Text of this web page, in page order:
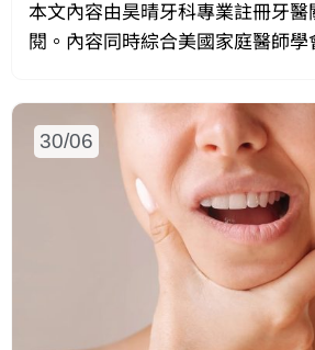
本文內容由昊晴牙科專業註冊牙醫
閱。內容同時綜合美國家庭醫師學
30/06